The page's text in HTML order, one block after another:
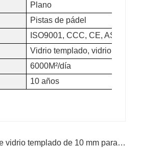
Plano
Pistas de pádel
ISO9001, CCC, CE, ASTM,
Vidrio templado, vidrio
6000M²/día
10 años
Anterior : Paneles de vidrio templado de 10 mm para pista de pádel